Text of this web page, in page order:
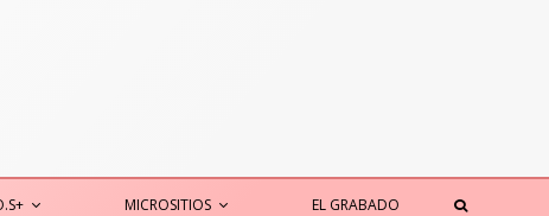
MICROSITIOS EL GRABADO